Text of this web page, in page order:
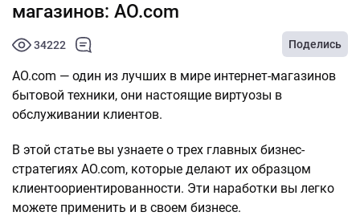
магазинов: AO.com
34222 Поделись
AO.com — один из лучших в мире интернет-магазинов
бытовой техники, они настоящие виртуозы в
обслуживании клиентов.
В этой статье вы узнаете о трех главных бизнес-
стратегиях AO.com, которые делают их образцом
клиентоориентированности. Эти наработки вы легко
можете применить и в своем бизнесе.